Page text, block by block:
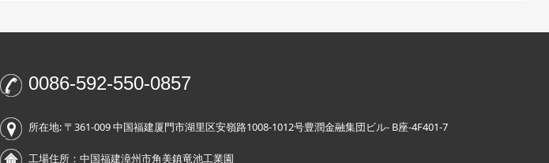
0086-592-550-0857
所在地: 〒361-009 中国福建厦門市湖里区安嶺路1008-1012号豊潤金融集団ビル- B座-4F401-7
工場住所：中国福建漳州市角美鎮竜池工業園